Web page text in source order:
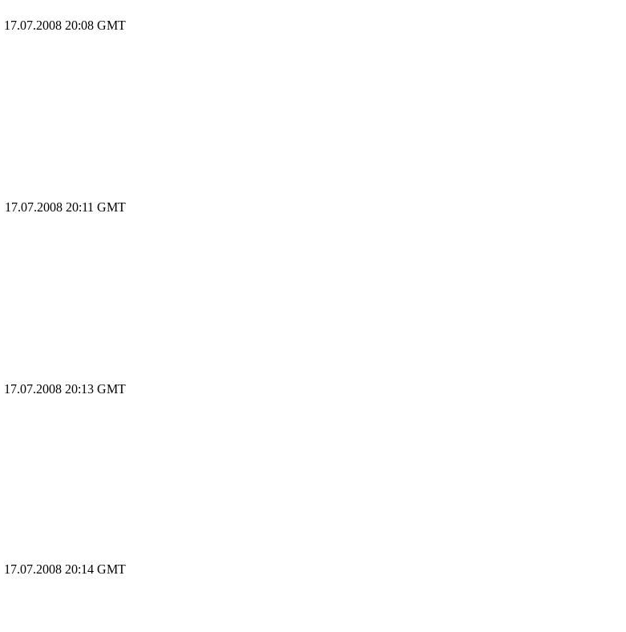
17.07.2008 20:08 GMT
17.07.2008 20:11 GMT
17.07.2008 20:13 GMT
17.07.2008 20:14 GMT